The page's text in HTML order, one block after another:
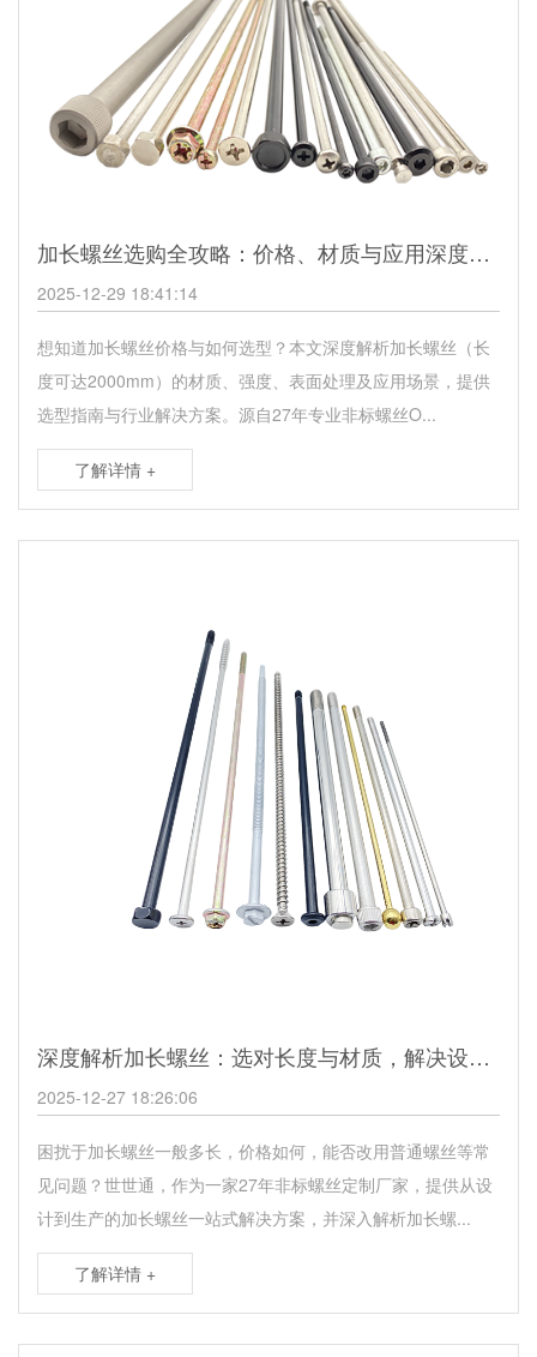
加长螺丝选购全攻略：价格、材质与应用深度的解析
2025-12-29 18:41:14
想知道加长螺丝价格与如何选型？本文深度解析加长螺丝（长
度可达2000mm）的材质、强度、表面处理及应用场景，提供
选型指南与行业解决方案。源自27年专业非标螺丝O...
了解详情 +
深度解析加长螺丝：选对长度与材质，解决设备连接“够不着”的难题
2025-12-27 18:26:06
困扰于加长螺丝一般多长，价格如何，能否改用普通螺丝等常
见问题？世世通，作为一家27年非标螺丝定制厂家，提供从设
计到生产的加长螺丝一站式解决方案，并深入解析加长螺...
了解详情 +